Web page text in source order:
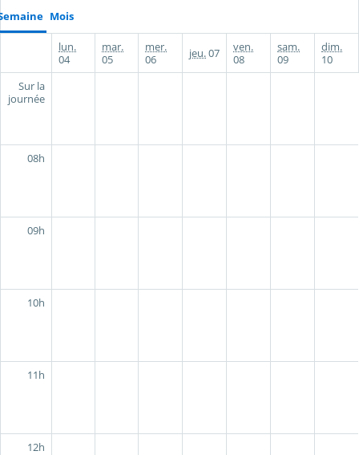
Mois
lun.
04
mar.
05
mer.
06
jeu.07
ven.
08
sam.
09
dim.
10
Sur la
journée
08h
09h
10h
11h
12h